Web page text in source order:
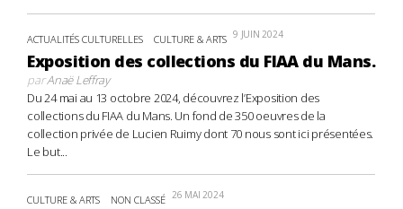
ACTUALITÉS CULTURELLES CULTURE & ARTS 9 JUIN 2024
Exposition des collections du FIAA du Mans.
parAnaë Leffray
Du 24 mai au 13 octobre 2024, découvrez l’Exposition des
collections du FIAA du Mans. Un fond de 350 oeuvres de la
collection privée de Lucien Ruimy dont 70 nous sont ici présentées.
Le but...
CULTURE & ARTS NON CLASSÉ 26 MAI 2024